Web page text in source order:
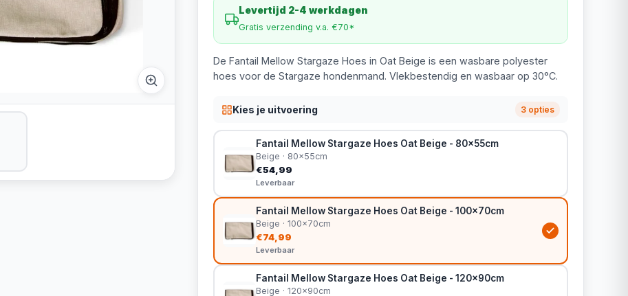
Levertijd 2-4 werkdagen
Gratis verzending v.a. €70*
De Fantail Mellow Stargaze Hoes in Oat Beige is een wasbare polyester
hoes voor de Stargaze hondenmand. Vlekbestendig en wasbaar op 30°C.
Kies je uitvoering 3 opties
Fantail Mellow Stargaze Hoes Oat Beige - 80x55cm
Beige · 80x55cm
€54,99
Leverbaar
Fantail Mellow Stargaze Hoes Oat Beige - 100x70cm
Beige · 100x70cm
€74,99
Leverbaar
Fantail Mellow Stargaze Hoes Oat Beige - 120x90cm
Beige · 120x90cm